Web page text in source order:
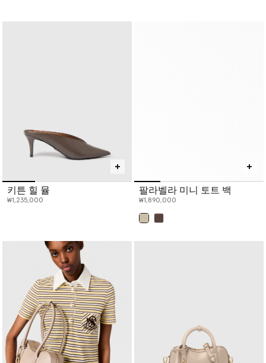
키튼 힐 뮬
₩1,235,000
팔라벨라 미니 토트 백
₩1,890,000